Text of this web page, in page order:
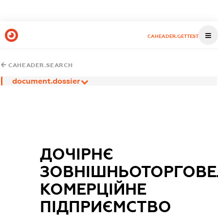
CAHEADER.GETTEST
CAHEADER.SEARCH
document.dossier
ДОЧІРНЄ
КОМЕРЦІЙНЕ
ПІДПРИЄМСТВО